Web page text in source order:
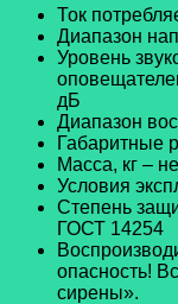
Ток
Диапазон
Уровень
дБ
Диапазон
Габаритные
Масса, кг –
Условия
Степень
ГОСТ 14254
опасность!
сирены».